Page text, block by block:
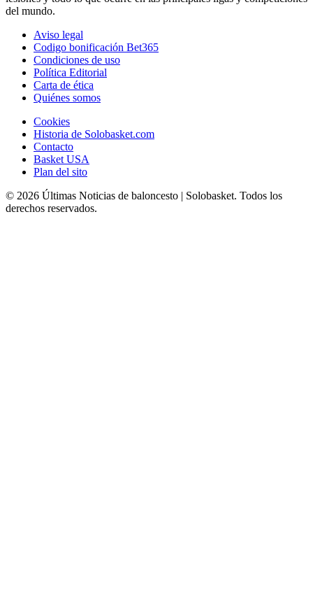
del mundo.
Aviso legal
Codigo bonificación Bet365
Condiciones de uso
Política Editorial
Carta de ética
Quiénes somos
Cookies
Historia de Solobasket.com
Contacto
Basket USA
Plan del sito
© 2026 Últimas Noticias de baloncesto | Solobasket. Todos los
derechos reservados.